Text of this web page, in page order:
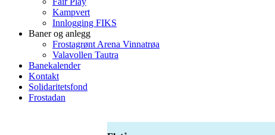
Kampvert
Innlogging FIKS
Baner og anlegg
Frostagrønt Arena Vinnatrøa
Valavollen Tautra
Banekalender
Kontakt
Solidaritetsfond
Frostadan